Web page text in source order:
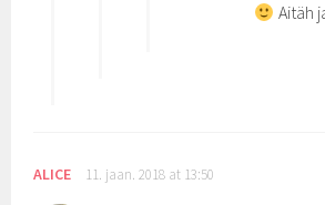
Aitäh
ALICE 11. jaan. 2018 at 13:50